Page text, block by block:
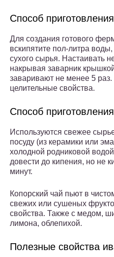
Способ
Для создания готового
вскипятите пол-литра воды,
сухого сырья. Настаивать
накрывая заварник
заваривают не менее 5 раз.
целительные свойства.
Способ
Используются свежее
посуду (из керамики или
холодной родниковой
довести до кипения, но не
минут.
Копорский чай пьют в
свежих или сушеных
свойства. Также с медом,
лимона, облепихой.
Полезные свойства